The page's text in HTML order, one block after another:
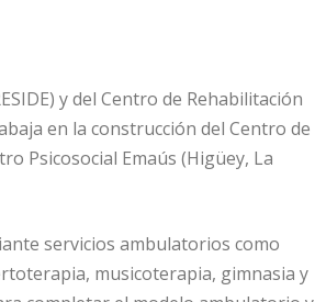
y del Centro de Rehabilitación
en la construcción del Centro de
Psicosocial Emaús (Higüey, La
servicios ambulatorios como
musicoterapia, gimnasia y